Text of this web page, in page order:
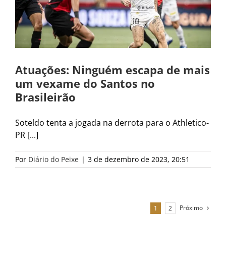
Atuações: Ninguém escapa de mais
um vexame do Santos no
Brasileirão
Soteldo tenta a jogada na derrota para o Athletico-
PR [...]
Por Diário do Peixe | 3 de dezembro de 2023, 20:51
1 2 Próximo